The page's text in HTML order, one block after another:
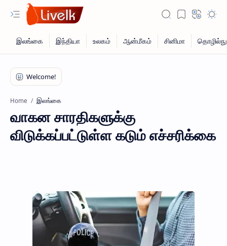
Home இலங்கை
வாகன சாரதிகளுக்கு
விடுக்கப்பட்டுள்ள கடும் எச்சரிக்கை